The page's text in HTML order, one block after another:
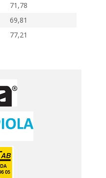
71,78
69,81
77,21